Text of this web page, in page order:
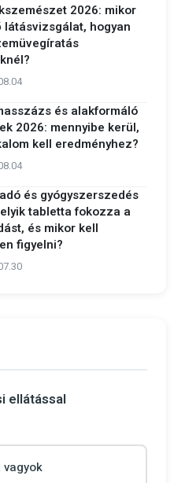
2026: mikor
látásvizsgálat, hogyan
és alakformáló
2026: mennyibe kerül,
kell eredményhez?
és gyógyszerszedés
tabletta fokozza a
és mikor kell
figyelni?
ellátással